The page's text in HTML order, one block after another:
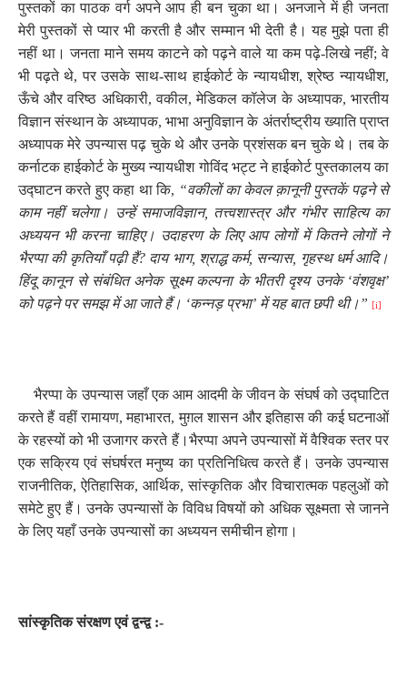
पुस्तकों का पाठक वर्ग अपने आप ही बन चुका था। अनजाने में ही जनता
मेरी पुस्तकों से प्यार भी करती है और सम्मान भी देती है। यह मुझे पता ही
नहीं था। जनता माने समय काटने को पढ़ने वाले या कम पढ़े-लिखे नहीं;वे
भी पढ़ते थे,पर उसके साथ-साथ हाईकोर्ट के न्यायधीश,श्रेष्ठ न्यायधीश,
ऊँचे और वरिष्ठ अधिकारी,वकील,मेडिकल कॉलेज के अध्यापक,भारतीय
विज्ञान संस्थान के अध्यापक, भाभा अनुविज्ञान के अंतर्राष्ट्रीय ख्याति प्राप्त
अध्यापक मेरे उपन्यास पढ़ चुके थे और उनके प्रशंसक बन चुके थे। तब के
कर्नाटक हाईकोर्ट के मुख्य न्यायधीश गोविंद भट्ट ने हाईकोर्ट पुस्तकालय का
उद्घाटन करते हुए कहा था कि, “वकीलों का केवल क़ानूनी पुस्तकें पढ़ने से
काम नहीं चलेगा। उन्हें समाजविज्ञान, तत्त्वशास्त्र और गंभीर साहित्य का
अध्ययन भी करना चाहिए। उदाहरण के लिए आप लोगों में कितने लोगों ने
भैरप्पा की कृतियाँ पढ़ी हैं? दाय भाग, श्राद्ध कर्म, सन्यास, गृहस्थ धर्म आदि।
हिंदू कानून से संबंधित अनेक सूक्ष्म कल्पना के भीतरी दृश्य उनके ‘वंशवृक्ष’
को पढ़ने पर समझ में आ जाते हैं। ‘कन्नड़ प्रभा’ में यह बात छपी थी।” [i]
भैरप्पा के उपन्यास जहाँ एक आम आदमी के जीवन के संघर्ष को उद्घाटित
करते हैं वहीं रामायण,महाभारत,मुग़ल शासन और इतिहास की कई घटनाओं
के रहस्यों को भी उजागर करते हैं। भैरप्पा अपने उपन्यासों में वैश्विक स्तर पर
एक सक्रिय एवं संघर्षरत मनुष्य का प्रतिनिधित्व करते हैं। उनके उपन्यास
राजनीतिक,ऐतिहासिक, आर्थिक,सांस्कृतिक और विचारात्मक पहलुओं को
समेटे हुए हैं। उनके उपन्यासों के विविध विषयों को अधिक सूक्ष्मता से जानने
के लिए यहाँ उनके उपन्यासों का अध्ययन समीचीन होगा।
सांस्कृतिक संरक्षण एवं द्वन्द्व :-